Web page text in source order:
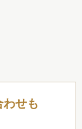
せも